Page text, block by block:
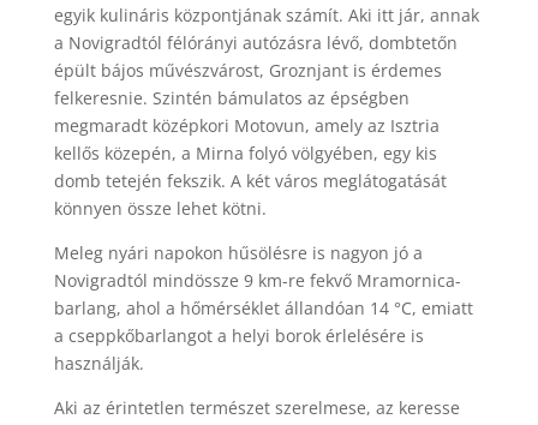
egyik kulináris központjának számít. Aki itt jár, annak
a Novigradtól félórányi autózásra lévő, dombtetőn
épült bájos művészvárost, Groznjant is érdemes
felkeresnie. Szintén bámulatos az épségben
megmaradt középkori Motovun, amely az Isztria
kellős közepén, a Mirna folyó völgyében, egy kis
domb tetején fekszik. A két város meglátogatását
könnyen össze lehet kötni.
Meleg nyári napokon hűsölésre is nagyon jó a
Novigradtól mindössze 9 km-re fekvő Mramornica-
barlang, ahol a hőmérséklet állandóan 14 °C, emiatt
a cseppkőbarlangot a helyi borok érlelésére is
használják.
Aki az érintetlen természet szerelmese, az keresse